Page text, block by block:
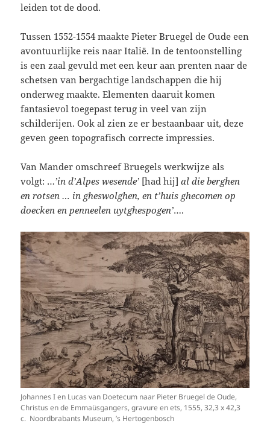
leiden tot de dood.
Tussen 1552-1554 maakte Pieter Bruegel de Oude een
avontuurlijke reis naar Italië. In de tentoonstelling
is een zaal gevuld met een keur aan prenten naar de
schetsen van bergachtige landschappen die hij
onderweg maakte. Elementen daaruit komen
fantasievol toegepast terug in veel van zijn
schilderijen. Ook al zien ze er bestaanbaar uit, deze
geven geen topografisch correcte impressies.
Van Mander omschreef Bruegels werkwijze als
volgt: …’in d’Alpes wesende’ [had hij]al die berghen
en rotsen … in gheswolghen, en t’huis ghecomen op
doecken en penneelen uytghespogen’….
Johannes I en Lucas van Doetecum naar Pieter Bruegel de Oude,
Christus en de Emmaüsgangers, gravure en ets, 1555, 32,3 x 42,3
c. Noordbrabants Museum, ’s Hertogenbosch